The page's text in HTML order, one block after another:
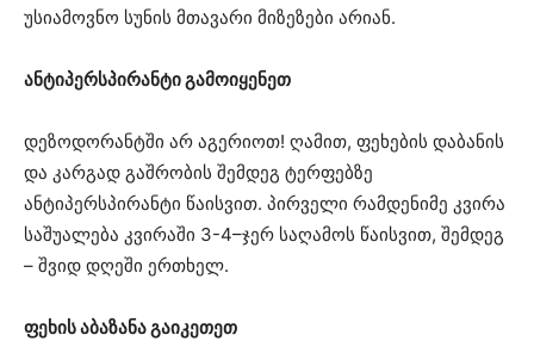
უსიამოვნო სუნის მთავარი მიზეზები არიან.
ანტიპერსპირანტი გამოიყენეთ
დეზოდორანტში არ აგერიოთ! ღამით, ფეხების დაბანის
და კარგად გაშრობის შემდეგ ტერფებზე
ანტიპერსპირანტი წაისვით. პირველი რამდენიმე კვირა
საშუალება კვირაში 3-4–ჯერ საღამოს წაისვით, შემდეგ
– შვიდ დღეში ერთხელ.
ფეხის აბაზანა გაიკეთეთ